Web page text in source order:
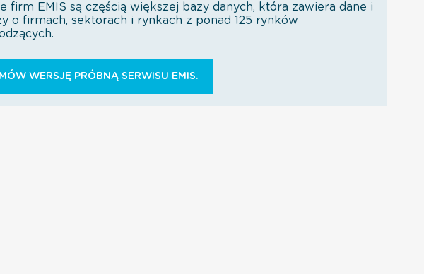
firm EMIS są częścią większej bazy danych, która zawiera dane i
o firmach, sektorach i rynkach z ponad 125 rynków
WERSJĘ PRÓBNĄ SERWISU EMIS.